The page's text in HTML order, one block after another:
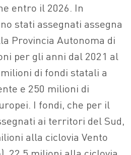
entro il 2026. In
stati assegnati assegna
Provincia Autonoma di
per gli anni dal 2021 al
di fondi statali a
e 250 milioni di
I fondi, che per il
ai territori del Sud,
alla ciclovia Vento